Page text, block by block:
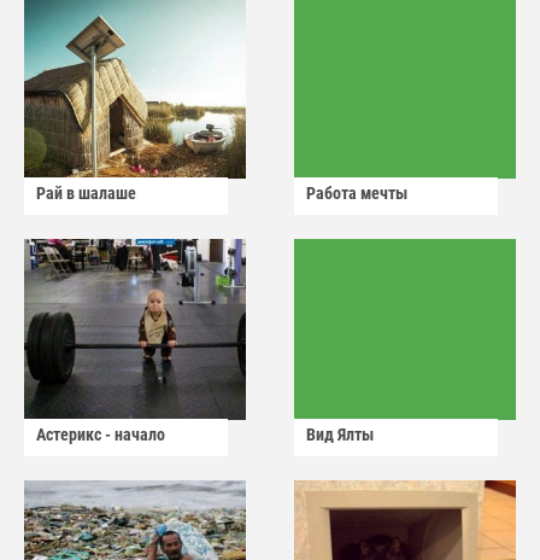
Рай в шалаше Работа мечты
Астерикс - начало Вид Ялты